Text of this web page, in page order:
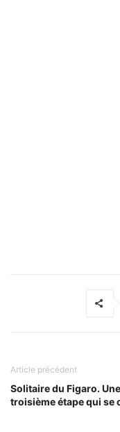
Article précédent
Solitaire du Figaro. Une
troisième étape qui se